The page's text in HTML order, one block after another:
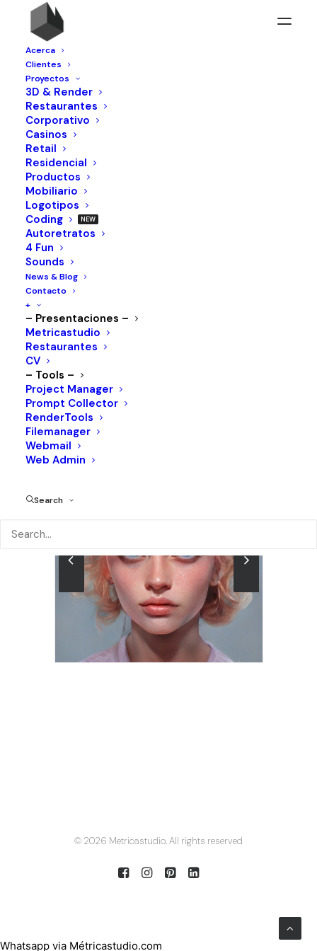
Acerca
Clientes
Proyectos
3D & Render
Restaurantes
Corporativo
Casinos
Retail
Residencial
Productos
Mobiliario
Logotipos
Coding
Autoretratos
4 Fun
Sounds
News & Blog
Contacto
+
– Presentaciones –
Metricastudio
Restaurantes
CV
– Tools –
Project Manager
Prompt Collector
RenderTools
Filemanager
Webmail
Web Admin
Search
Red Headed
Estas imagenes fueron generadas con
inteligencia artificial a partir de la
combinacion de diversas imagenes y
ajustando parametros
Año: 2021
Cliente: Métricastudio
© 2026 Metricastudio. All rights reserved
Whatsapp via Métricastudio.com